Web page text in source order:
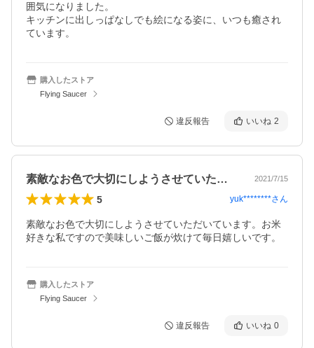
囲気になりました。
キッチンに出しっぱなしでも絵になる姿に、いつも癒され
ています。
購入したストア
Flying Saucer
違反報告 いいね 2
素敵なお色で大切にしようさせていただい… 2021/7/15
5 yuk********さん
素敵なお色で大切にしようさせていただいています。お米
好きな私ですので美味しいご飯が炊けて毎日嬉しいです。
購入したストア
Flying Saucer
違反報告 いいね 0